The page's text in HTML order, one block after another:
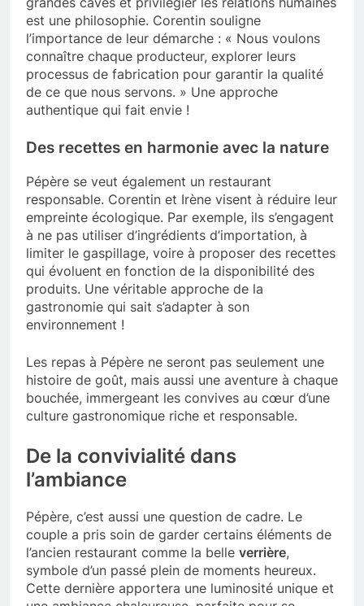
est une philosophie. Corentin souligne
l’importance de leur démarche : « Nous voulons
connaître chaque producteur, explorer leurs
processus de fabrication pour garantir la qualité
de ce que nous servons. » Une approche
authentique qui fait envie !
Des recettes en harmonie avec la nature
Pépère se veut également un restaurant
responsable. Corentin et Irène visent à réduire leur
empreinte écologique. Par exemple, ils s’engagent
à ne pas utiliser d’ingrédients d’importation, à
limiter le gaspillage, voire à proposer des recettes
qui évoluent en fonction de la disponibilité des
produits. Une véritable approche de la
gastronomie qui sait s’adapter à son
environnement !
Les repas à Pépère ne seront pas seulement une
histoire de goût, mais aussi une aventure à chaque
bouchée, immergeant les convives au cœur d’une
culture gastronomique riche et responsable.
De la convivialité dans
l’ambiance
Pépère, c’est aussi une question de cadre. Le
couple a pris soin de garder certains éléments de
l’ancien restaurant comme la belle verrière,
symbole d’un passé plein de moments heureux.
Cette dernière apportera une luminosité unique et